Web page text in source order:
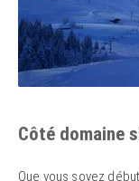
Côté domaine
Que vous soyez